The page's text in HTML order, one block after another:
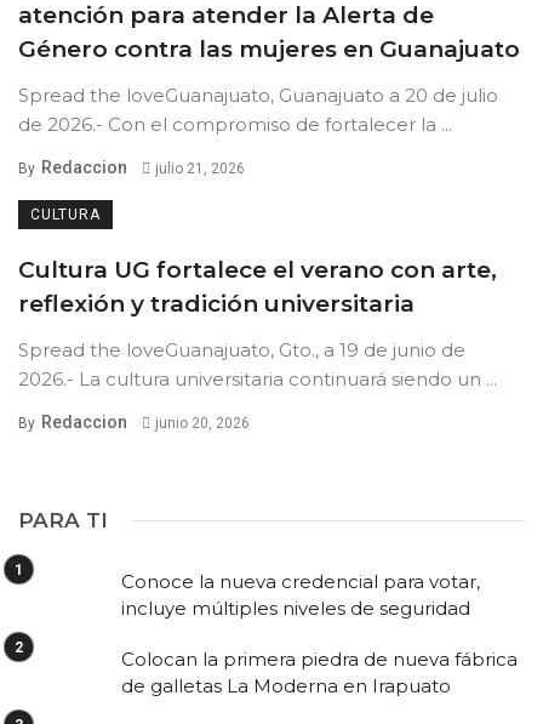
atención para atender la Alerta de
Género contra las mujeres en Guanajuato
Spread the loveGuanajuato, Guanajuato a 20 de julio
de 2026.- Con el compromiso de fortalecer la ...
By Redaccion julio 21, 2026
CULTURA
Cultura UG fortalece el verano con arte,
reflexión y tradición universitaria
Spread the loveGuanajuato, Gto., a 19 de junio de
2026.- La cultura universitaria continuará siendo un ...
By Redaccion junio 20, 2026
PARA TI
Conoce la nueva credencial para votar,
incluye múltiples niveles de seguridad
Colocan la primera piedra de nueva fábrica
de galletas La Moderna en Irapuato